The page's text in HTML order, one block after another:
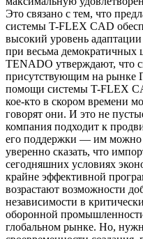
Это связано с тем, что
системы T-FLEX CAD
высокий уровень
при весьма
TENADO утверждают, что
присутствующим на рынке
помощи системы T-FLEX
кое-кто в скором времени
говорят они. И это не
компания подходит к
его поддержки — им можно
уверенно сказать, что
сегодняшних условиях
крайне эффективной
возрастают возможности
независимости в
оборонной
глобальном рынке. Но,